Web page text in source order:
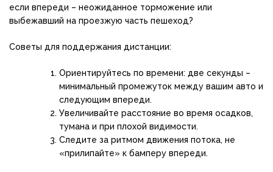
если впереди – неожиданное торможение или
выбежавший на проезжую часть пешеход?
Советы для поддержания дистанции:
Ориентируйтесь по времени: две секунды –
минимальный промежуток между вашим авто и
следующим впереди.
Увеличивайте расстояние во время осадков,
тумана и при плохой видимости.
Следите за ритмом движения потока, не
«прилипайте» к бамперу впереди.